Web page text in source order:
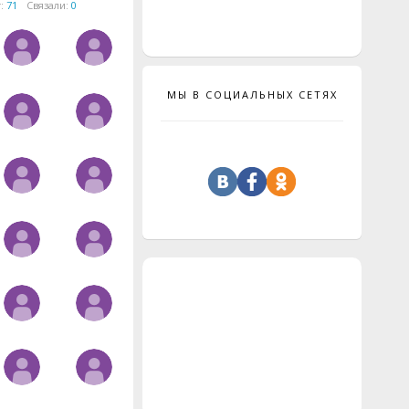
71 Связали: 0
МЫ В СОЦИАЛЬНЫХ СЕТЯХ